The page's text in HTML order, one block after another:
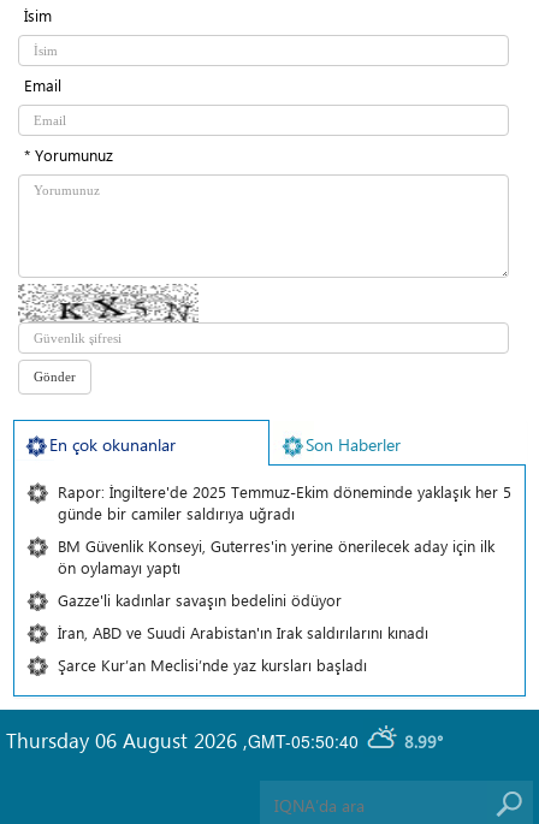
İsim
Email
* Yorumunuz
En çok okunanlar Son Haberler
Rapor: İngiltere'de 2025 Temmuz-Ekim döneminde yaklaşık her 5
günde bir camiler saldırıya uğradı
BM Güvenlik Konseyi, Guterres'in yerine önerilecek aday için ilk
ön oylamayı yaptı
Gazze'li kadınlar savaşın bedelini ödüyor
İran, ABD ve Suudi Arabistan'ın Irak saldırılarını kınadı
Şarce Kur’an Meclisi’nde yaz kursları başladı
GMT-05:50:40 8.99°
Thursday 06 August 2026 ,